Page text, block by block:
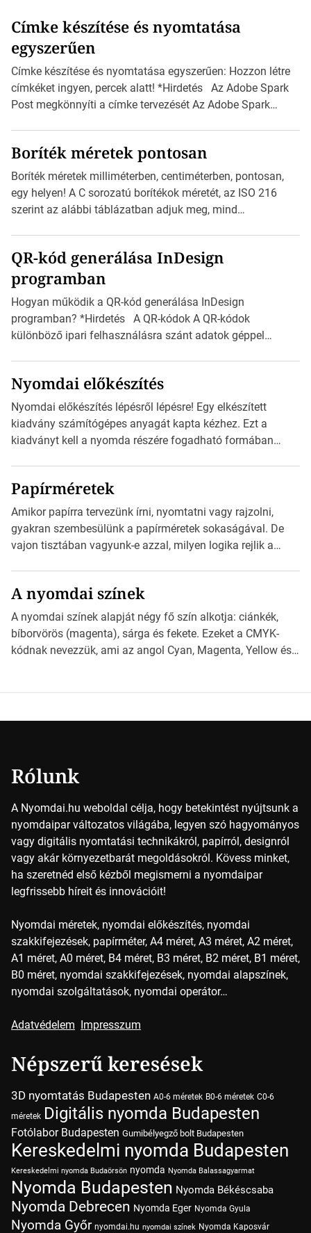
Címke készítése és nyomtatása
egyszerűen
Címke készítése és nyomtatása egyszerűen: Hozzon létre
címkéket ingyen, percek alatt! *Hirdetés Az Adobe Spark
Post megkönnyíti a címke tervezését Az Adobe Spark
igazán foroghatnak a kreatív fogaskerekek, miközben
zajlik a saját címke készítése. Hogyan készítsünk címkét?
Válasszon méretet és alakot: Válassza ki a kívánt címke
méretét. Akár néhány […]
Boríték méretek pontosan
Boríték méretek milliméterben, centiméterben, pontosan,
egy helyen! A C sorozatú borítékok méretét, az ISO 216
szerint az alábbi táblázatban adjuk meg, mind
mutatja az A4-es papírlaphoz viszonyítva. Az amerikai és
észak-amerikai boríték méretére az ISO 216 nem
vonatkozik. Boríték méretének táblázata C0-tól […]
QR-kód generálása InDesign
programban
Hogyan működik a QR-kód generálása InDesign
programban? *Hirdetés A QR-kódok A QR-kódok
különböző ipari felhasználásra szánt adatok géppel
okostelefonjára telepíthet egy QR-kód-leolvasó
alkalmazást, ami leolvasni és dekódolni képes az URL-
információt és átirányítja a telefon böngészőjét a cég
weblapjára. A QR-kód beolvasása után a felhasználó
Nyomdai előkészítés
Nyomdai előkészítés lépésről lépésre! Egy elkészített
kiadvány számítógépes anyagát kapta kézhez. Ezt a
kiadványt kell a nyomda részére fogadható formában
Illustratorban készült vektorgrafika. *Hirdetés Minden
esetben konzultáljunk a nyomdával, mielőtt elkezdjük a
nyomdai előkészítést!Nehogy az elkészült munka után
derüljön ki, hogy valamit másképp kellett volna csinálni! […]
Papírméretek
Amikor papírra tervezünk írni, nyomtatni vagy rajzolni,
gyakran szembesülünk a papírméretek sokaságával. De
vajon tisztában vagyunk-e azzal, milyen logika rejlik a
*Hirdetés Ebben a cikkben a papírméretek izgalmas
világába kalauzolunk el téged, hogy jobban megértsd,
milyen szempontok alapján érdemes választanod a
jövőben. Bevezetés a papírméretek világába A […]
A nyomdai színek
A nyomdai színek alapját négy fő szín alkotja: ciánkék,
bíborvörös (magenta), sárga és fekete. Ezeket a CMYK-
kódnak nevezzük, ami az angol Cyan, Magenta, Yellow és
Rólunk
A Nyomdai.hu weboldal célja, hogy betekintést nyújtsunk a
nyomdaipar változatos világába, legyen szó hagyományos
vagy digitális nyomtatási technikákról, papírról, designról
vagy akár környezetbarát megoldásokról. Kövess minket,
ha szeretnéd első kézből megismerni a nyomdaipar
legfrissebb híreit és innovációit!
Nyomdai méretek, nyomdai előkészítés, nyomdai
szakkifejezések, papírméter, A4 méret, A3 méret, A2 méret,
A1 méret, A0 méret, B4 méret, B3 méret, B2 méret, B1 méret,
B0 méret, nyomdai szakkifejezések, nyomdai alapszínek,
nyomdai szolgáltatások, nyomdai operátor…
Adatvédelem Impresszum
Népszerű keresések
3D nyomtatás Budapesten A0-6 méretek B0-6 méretek C0-6
méretek Digitális nyomda Budapesten
Fotólabor Budapesten Gumibélyegző bolt Budapesten
Kereskedelmi nyomda Budapesten
Kereskedelmi nyomda Budaörsön nyomda Nyomda Balassagyarmat
Nyomda Budapesten Nyomda Békéscsaba
Nyomda Debrecen Nyomda Eger Nyomda Gyula
Nyomda Győr nyomdai.hu nyomdai színek Nyomda Kaposvár